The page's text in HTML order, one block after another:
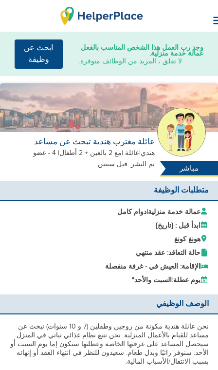
وجد رب العمل هذا الشخص المناسب بالفعل
عمالة خدمة منزلية.
لا تقلق ، المزيد من الوظائف متوفرة.
ابحث عن
وظيفة
مباشر
عائلة مغترب هندية تبحث عن مساعد
هندي|عائلة |مع 2 بالغين + 2 أطفال
| 4 - عضو
تم النشر: قبل سنتين
متطلبات الوظيفة
عمالة خدمة منزلية|دوام كامل
ابدأ قبل : {تاريخ}
هونغ كونغ
حالة التعاقد: عقد منتهي
الإقامة: العيش في - غرفة منفصلة
يوم عطلة: السبت والأحد"
الوصف الوظيفي
نحن عائلة هندية مكونة من زوجين وطفلين (7 و 10 سنوات) نبحث عن
مساعد للقيام بالأعمال المنزلية. نحن نتبع نظام غذائي نباتي في المنزل.
سيحصل المساعد على غرفتها الخاصة وعطلتها ستكون إما يوم السبت أو
الأحد. سنوفر راتبًا وبدل طعام. سعيدون للنظر في انتهاء العقد أو إنهائه
بسبب الانتقال/الأسباب المالية.